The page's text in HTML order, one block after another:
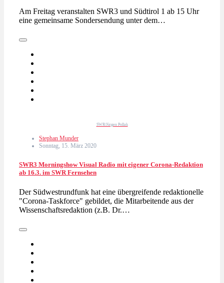
Am Freitag veranstalten SWR3 und Südtirol 1 ab 15 Uhr
eine gemeinsame Sondersendung unter dem…
SWR/Jürgen Pollak
Stephan Munder
Sonntag, 15. März 2020
SWR3 Morningshow Visual Radio mit eigener Corona-Redaktion
ab 16.3. im SWR Fernsehen
Der Südwestrundfunk hat eine übergreifende redaktionelle
"Corona-Taskforce" gebildet, die Mitarbeitende aus der
Wissenschaftsredaktion (z.B. Dr.…